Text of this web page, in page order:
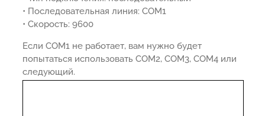
• Последовательная линия: COM1
• Скорость: 9600
Если COM1 не работает, вам нужно будет
попытаться использовать COM2, COM3, COM4 или
следующий.